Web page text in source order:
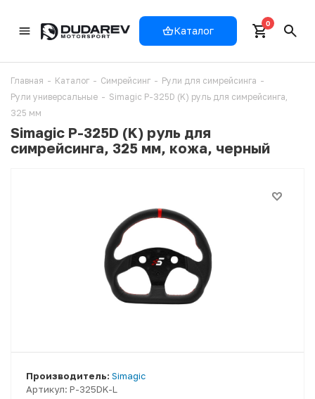
Каталог
0
Главная - Каталог - Симрейсинг - Рули для симрейсинга -
Рули универсальные - Simagic P-325D (K) руль для симрейсинга,
325 мм
Simagic P-325D (K) руль для
симрейсинга, 325 мм, кожа, черный
Артикул: P-325DK-L
Производитель: Simagic